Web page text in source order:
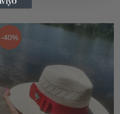
-40%